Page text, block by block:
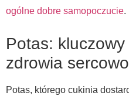
ogólne dobre samopoczucie.
Potas: kluczowy
zdrowia
Potas, którego cukinia